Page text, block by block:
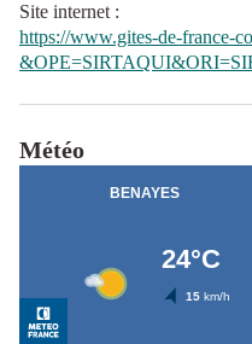
Site internet :
https://www.gites-de-france-
Météo